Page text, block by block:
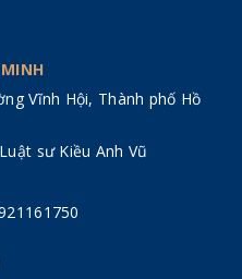
Vĩnh Hội, Thành phố Hồ
sư Kiều Anh Vũ